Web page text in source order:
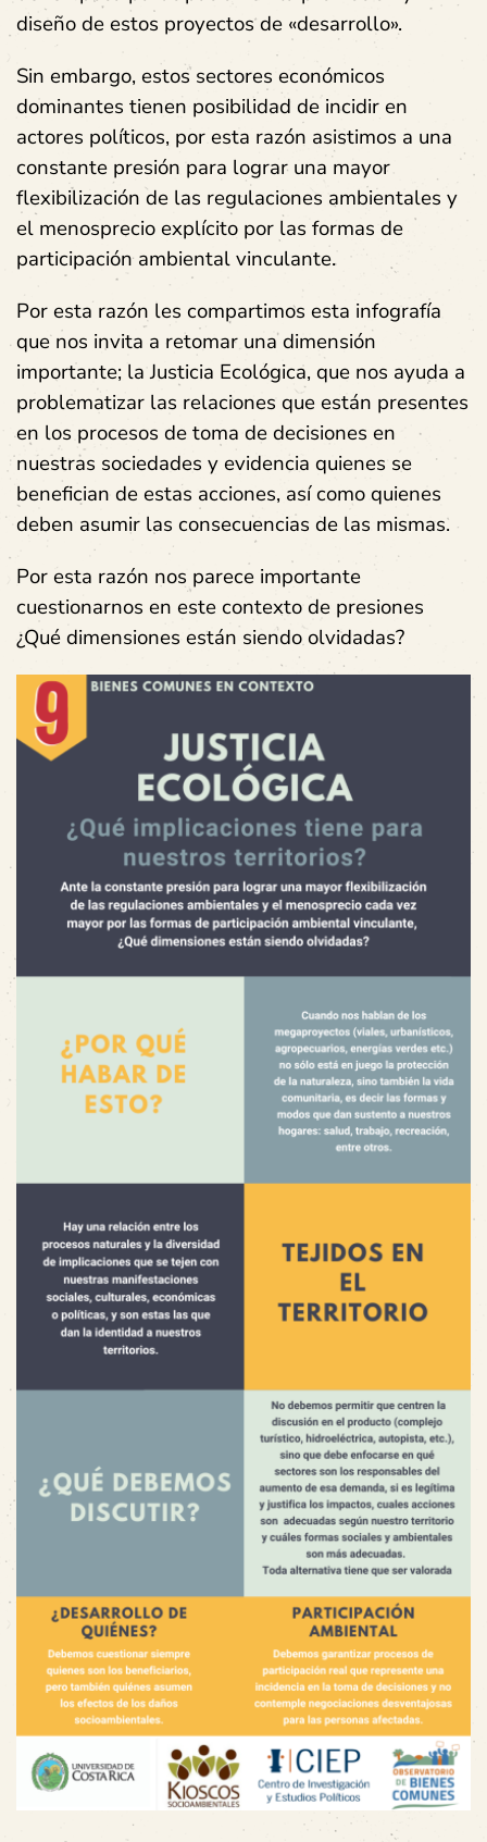
diseño de estos proyectos de «desarrollo».
Sin embargo, estos sectores económicos
dominantes tienen posibilidad de incidir en
actores políticos, por esta razón asistimos a una
constante presión para lograr una mayor
flexibilización de las regulaciones ambientales y
el menosprecio explícito por las formas de
participación ambiental vinculante.
Por esta razón les compartimos esta infografía
que nos invita a retomar una dimensión
importante; la Justicia Ecológica, que nos ayuda a
problematizar las relaciones que están presentes
en los procesos de toma de decisiones en
nuestras sociedades y evidencia quienes se
benefician de estas acciones, así como quienes
deben asumir las consecuencias de las mismas.
Por esta razón nos parece importante
cuestionarnos en este contexto de presiones
¿Qué dimensiones están siendo olvidadas?